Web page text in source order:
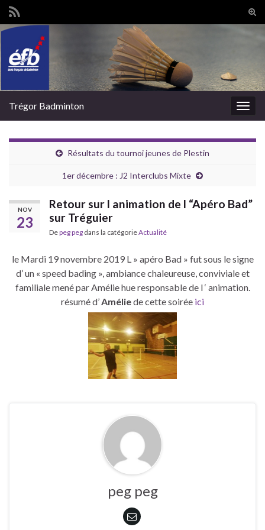
Trégor Badminton
Résultats du tournoi jeunes de Plestin
1er décembre : J2 Interclubs Mixte
NOV
23
Retour sur l animation de l “Apéro Bad”
sur Tréguier
Depeg peg dans la catégorieActualité
le Mardi 19 novembre 2019 L » apéro Bad » fut sous le signe
d’ un « speed bading », ambiance chaleureuse, conviviale et
familiale mené par Amélie hue responsable de l ‘ animation.
résumé d’Améliede cette soirée ici
peg peg